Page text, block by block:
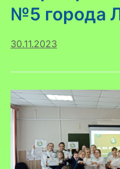
№5 города
30.11.2023